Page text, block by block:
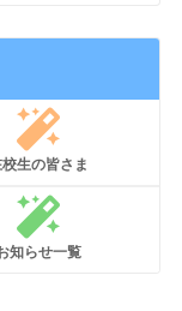
生の皆さま
知らせ一覧